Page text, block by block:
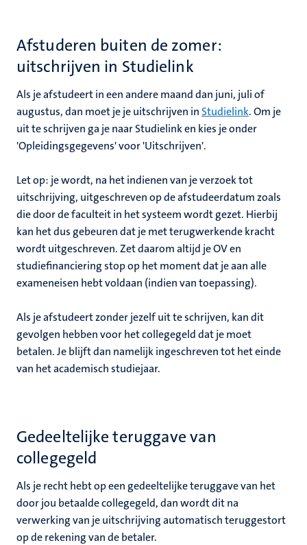
Afstuderen buiten de zomer:
uitschrijven in Studielink
Als je afstudeert in een andere maand dan juni, juli of
augustus, dan moet je je uitschrijven in Studielink. Om je
uit te schrijven ga je naar Studielink en kies je onder
'Opleidingsgegevens' voor 'Uitschrijven'.
Let op: je wordt, na het indienen van je verzoek tot
uitschrijving, uitgeschreven op de afstudeerdatum zoals
die door de faculteit in het systeem wordt gezet. Hierbij
kan het dus gebeuren dat je met terugwerkende kracht
wordt uitgeschreven. Zet daarom altijd je OV en
studiefinanciering stop op het moment dat je aan alle
exameneisen hebt voldaan (indien van toepassing).
Als je afstudeert zonder jezelf uit te schrijven, kan dit
gevolgen hebben voor het collegegeld dat je moet
betalen. Je blijft dan namelijk ingeschreven tot het einde
van het academisch studiejaar.
Gedeeltelijke teruggave van
collegegeld
Als je recht hebt op een gedeeltelijke teruggave van het
door jou betaalde collegegeld, dan wordt dit na
verwerking van je uitschrijving automatisch teruggestort
op de rekening van de betaler.